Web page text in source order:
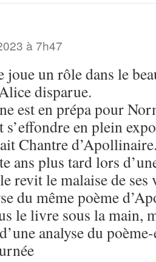
à 7h47
joue un rôle dans le
disparue.
est en prépa pour
s’effondre en plein
Chantre
ans plus tard lors
revit le malaise de
du même poème
le livre sous la main,
analyse du